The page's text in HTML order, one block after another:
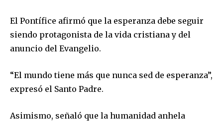
El Pontífice afirmó que la esperanza debe seguir
siendo protagonista de la vida cristiana y del
anuncio del Evangelio.
“El mundo tiene más que nunca sed de esperanza”,
expresó el Santo Padre.
Asimismo, señaló que la humanidad anhela